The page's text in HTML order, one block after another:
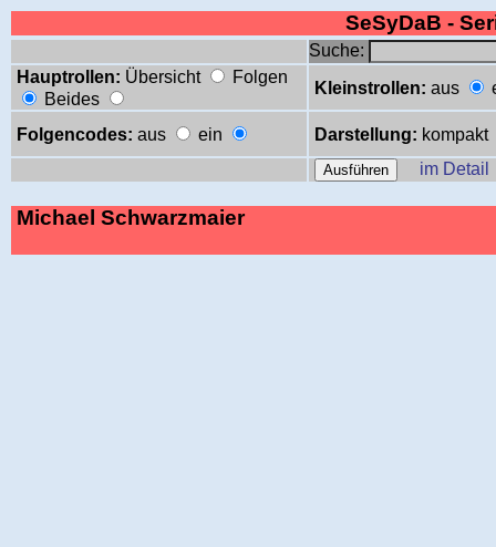
SeSyDaB -
Suche:
Hauptrollen: Übersicht
Folgen
Beides
Kleinstrollen: aus
Folgencodes: aus ein Darstellung: kompakt
im Detail
Michael Schwarzmaier